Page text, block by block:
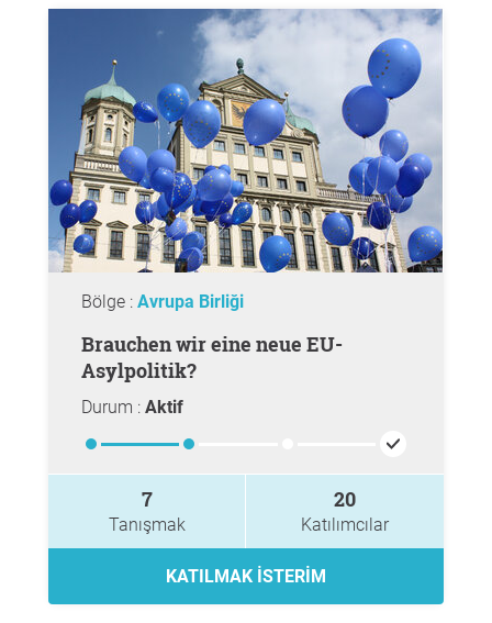
Bölge : Avrupa Birliği
Brauchen wir eine neue EU-
Asylpolitik?
Durum : Aktif
7
Tanışmak
20
Katılımcılar
KATILMAK ISTERIM